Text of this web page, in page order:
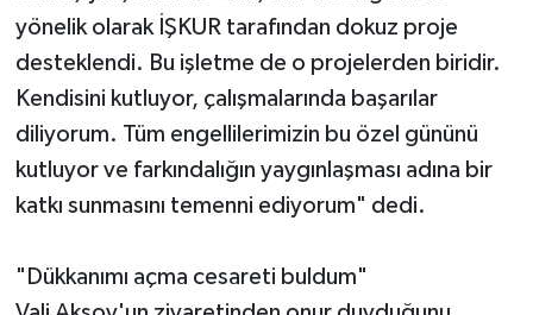
yönelik olarak İŞKUR tarafından dokuz proje
desteklendi. Bu işletme de o projelerden biridir.
Kendisini kutluyor, çalışmalarında başarılar
diliyorum. Tüm engellilerimizin bu özel gününü
kutluyor ve farkındalığın yaygınlaşması adına bir
katkı sunmasını temenni ediyorum" dedi.
"Dükkanımı açma cesareti buldum"